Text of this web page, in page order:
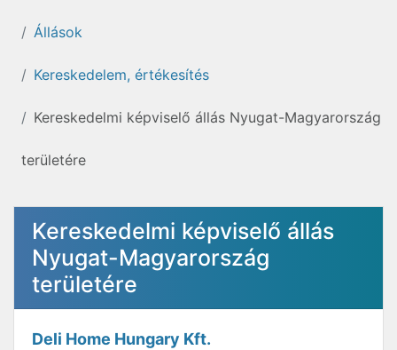
Állások
Kereskedelem, értékesítés
Kereskedelmi képviselő állás Nyugat-Magyarország
területére
Kereskedelmi képviselő állás
Nyugat-Magyarország
területére
Deli Home Hungary Kft.